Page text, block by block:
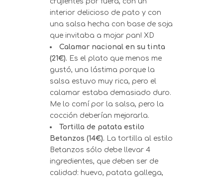
interior delicioso de pato y con
una salsa hecha con base de soja
que invitaba a mojar pan! XD
Calamar nacional en su tinta
(21€). Es el plato que menos me
gustó, una lástima porque la
salsa estuvo muy rica, pero el
calamar estaba demasiado duro.
Me lo comí por la salsa, pero la
cocción deberían mejorarla.
Tortilla de patata estilo
Betanzos (14€). La tortilla al estilo
Betanzos sólo debe llevar 4
ingredientes, que deben ser de
calidad: huevo, patata gallega,